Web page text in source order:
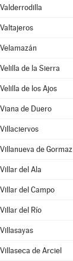
Valderrodilla
Valtajeros
Velamazán
Velilla de la Sierra
Velilla de los Ajos
Viana de Duero
Villaciervos
Villanueva de Gormaz
Villar del Ala
Villar del Campo
Villar del Río
Villasayas
Villaseca de Arciel